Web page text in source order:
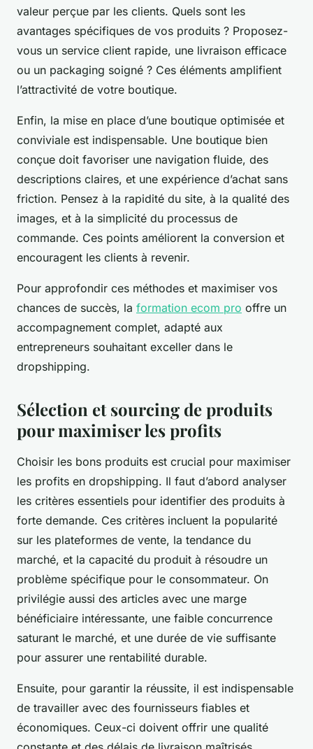
valeur perçue par les clients. Quels sont les
avantages spécifiques de vos produits ? Proposez-
vous un service client rapide, une livraison efficace
ou un packaging soigné ? Ces éléments amplifient
l’attractivité de votre boutique.
Enfin, la mise en place d’une boutique optimisée et
conviviale est indispensable. Une boutique bien
conçue doit favoriser une navigation fluide, des
descriptions claires, et une expérience d’achat sans
friction. Pensez à la rapidité du site, à la qualité des
images, et à la simplicité du processus de
commande. Ces points améliorent la conversion et
encouragent les clients à revenir.
Pour approfondir ces méthodes et maximiser vos
chances de succès, la formation ecom pro offre un
accompagnement complet, adapté aux
entrepreneurs souhaitant exceller dans le
dropshipping.
Sélection et sourcing de produits
pour maximiser les profits
Choisir les bons produits est crucial pour maximiser
les profits en dropshipping. Il faut d’abord analyser
les critères essentiels pour identifier des produits à
forte demande. Ces critères incluent la popularité
sur les plateformes de vente, la tendance du
marché, et la capacité du produit à résoudre un
problème spécifique pour le consommateur. On
privilégie aussi des articles avec une marge
bénéficiaire intéressante, une faible concurrence
saturant le marché, et une durée de vie suffisante
pour assurer une rentabilité durable.
Ensuite, pour garantir la réussite, il est indispensable
de travailler avec des fournisseurs fiables et
économiques. Ceux-ci doivent offrir une qualité